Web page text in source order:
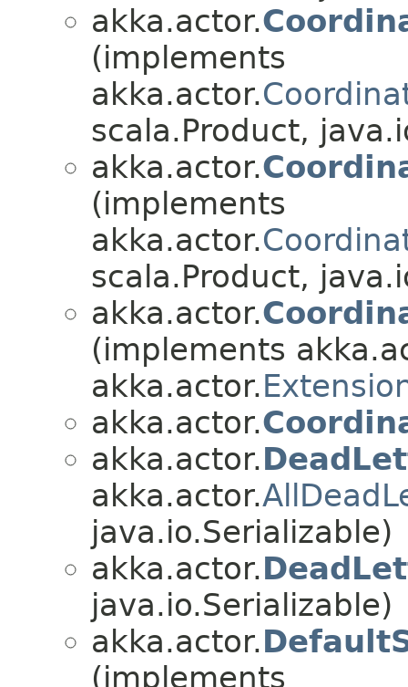
akka.actor.
(implements
akka.actor.
scala.Product,
akka.actor.
(implements
akka.actor.
scala.Product,
akka.actor.
(implements
akka.actor.
akka.actor.
akka.actor.
akka.actor.
java.io.Serializable)
akka.actor.
java.io.Serializable)
akka.actor.
(implements